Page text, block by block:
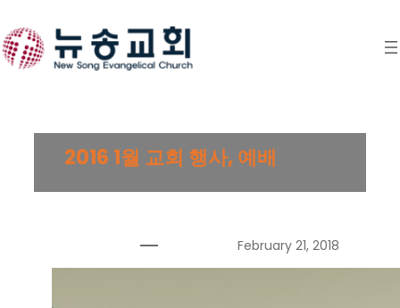
to
content
2016 1월 교회 행사, 예배
February 21, 2018